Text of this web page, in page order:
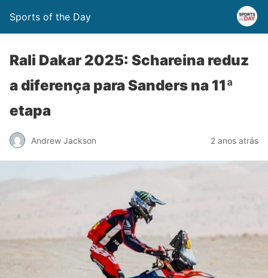
Sports of the Day
Rali Dakar 2025: Schareina reduz
a diferença para Sanders na 11ª
etapa
Andrew Jackson 2 anos atrás